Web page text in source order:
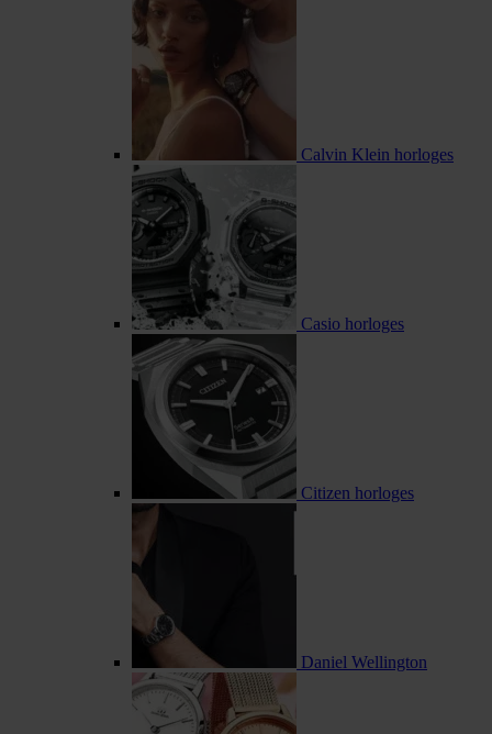
Calvin Klein horloges
Casio horloges
Citizen horloges
Daniel Wellington